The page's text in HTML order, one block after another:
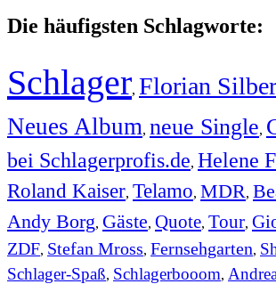
Die häufigsten Schlagworte:
Schlager, Florian
Neues Album, neue Single,
bei Schlagerprofis.de, Helene
Roland Kaiser, Telamo, MDR,
Andy Borg, Gäste, Quote, Tour,
ZDF, Stefan Mross, Fernsehgarten,
Schlager-Spaß, Schlagerbooom,